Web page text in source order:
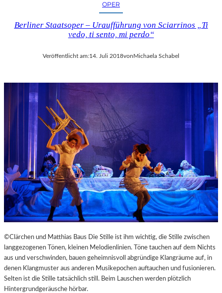
OPER
Berliner Staatsoper – Uraufführung von Sciarrinos „Ti
vedo, ti sento, mi perdo“
Veröffentlicht am:14. Juli 2018vonMichaela Schabel
©Clärchen und Matthias Baus Die Stille ist ihm wichtig, die Stille zwischen
langgezogenen Tönen, kleinen Melodienlinien. Töne tauchen auf dem Nichts
aus und verschwinden, bauen geheimnisvoll abgründige Klangräume auf, in
denen Klangmuster aus anderen Musikepochen auftauchen und fusionieren.
Selten ist die Stille tatsächlich still. Beim Lauschen werden plötzlich
Hintergrundgeräusche hörbar.